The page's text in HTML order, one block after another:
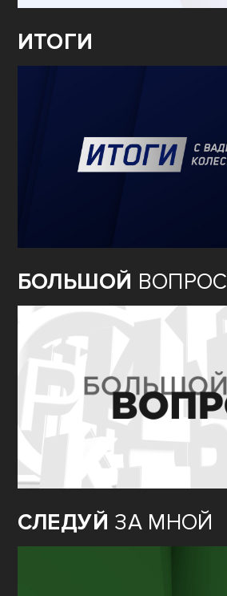
ИТОГИ
БОЛЬШОЙ ВОПРОС
СЛЕДУЙ ЗА МНОЙ